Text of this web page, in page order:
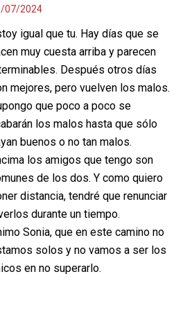
07/2024
igual que tu. Hay días que se
muy cuesta arriba y parecen
Después otros días
mejores, pero vuelven los malos.
que poco a poco se
los malos hasta que sólo
buenos o no tan malos.
los amigos que tengo son
de los dos. Y como quiero
distancia, tendré que renunciar
durante un tiempo.
Sonia, que en este camino no
solos y no vamos a ser los
en no superarlo.